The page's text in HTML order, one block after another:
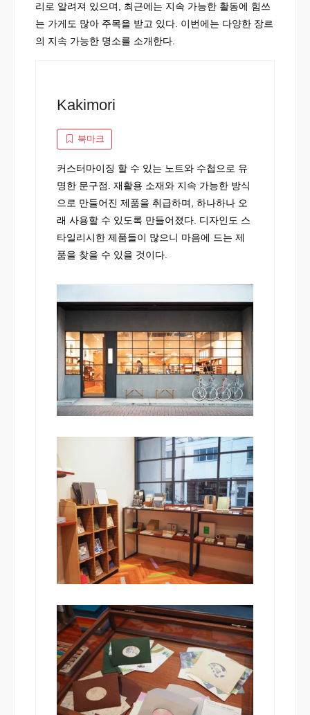
리로 알려져 있으며, 최근에는 지속 가능한 활동에 힘쓰
는 가게도 많아 주목을 받고 있다. 이번에는 다양한 장르
의 지속 가능한 명소를 소개한다.
Kakimori
북마크
커스터마이징 할 수 있는 노트와 수첩으로 유
명한 문구점. 재활용 소재와 지속 가능한 방식
으로 만들어진 제품을 취급하며, 하나하나 오
래 사용할 수 있도록 만들어졌다. 디자인도 스
타일리시한 제품들이 많으니 마음에 드는 제
품을 찾을 수 있을 것이다.